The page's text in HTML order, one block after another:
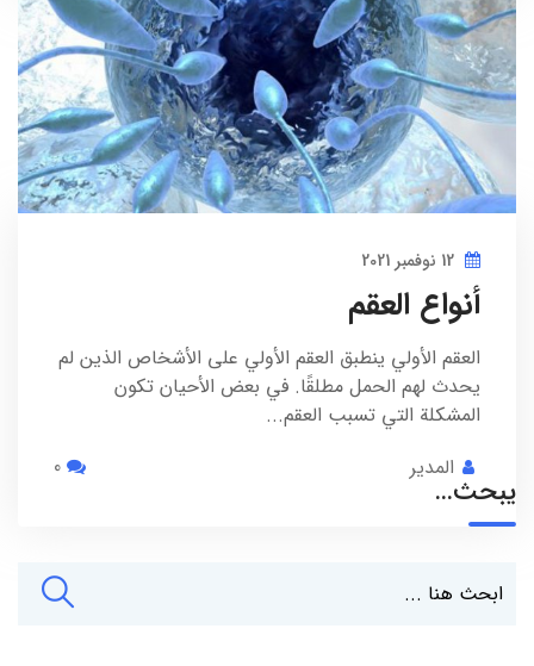
أنواع العقم
العقم الأولي ينطبق العقم الأولي على الأشخاص الذين لم
يحدث لهم الحمل مطلقًا. في بعض الأحيان تكون
المشكلة التي تسبب العقم...
المدير
يبحث…